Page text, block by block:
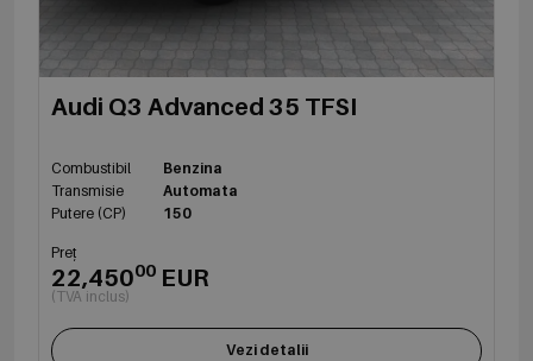
Audi Q3 Advanced 35 TFSI
Combustibil
Benzina
Transmisie
Automata
Putere (CP)
150
Preț
22,45000 EUR
(TVA inclus)
Vezi detalii